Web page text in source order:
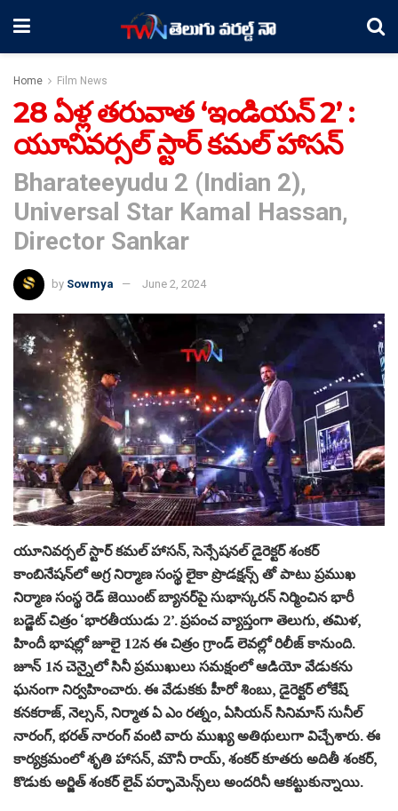
Home Film News
28 ఏళ్ల తరువాత ‘ఇండియన్ 2’ :
యూనివర్సల్ స్టార్ కమల్ హాసన్
Bharateeyudu 2 (Indian 2),
Universal Star Kamal Hassan,
Director Sankar
by Sowmya June 2, 2024
యూనివ‌ర్స‌ల్ స్టార్ క‌మ‌ల్ హాస‌న్‌, సెన్సేష‌న‌ల్ డైరెక్ట‌ర్ శంక‌ర్
కాంబినేష‌న్‌లో అగ్ర నిర్మాణ సంస్థ లైకా ప్రొడ‌క్ష‌న్స్ తో పాటు ప్రముఖ
నిర్మాణ సంస్థ రెడ్ జెయింట్ బ్యానర్‌పై సుభాస్క‌ర‌న్ నిర్మించిన భారీ
బ‌డ్జెట్ చిత్రం ‘భార‌తీయుడు 2’. ప్రపంచ వ్యాప్తంగా తెలుగు, తమిళ,
హిందీ భాషల్లో జూలై 12న ఈ చిత్రం గ్రాండ్ లెవ‌ల్లో రిలీజ్ కానుంది.
జూన్ 1న చెన్నైలో సినీ ప్రముఖులు సమక్షంలో ఆడియో వేడుక‌ను
ఘ‌నంగా నిర్వ‌హించారు. ఈ వేడుకకు హీరో శింబు, డైరెక్టర్ లోకేష్
కనకరాజ్, నెల్సన్, నిర్మాత ఏ ఎం రత్నం, ఏసియన్ సినిమాస్ సునీల్
నారంగ్, భరత్ నారంగ్ వంటి వారు ముఖ్య అతిథులుగా విచ్చేశారు. ఈ
కార్యక్రమంలో శృతి హాసన్, మౌనీ రాయ్, శంకర్ కూతరు అదితీ శంకర్,
కొడుకు అర్జిత్ శంకర్ లైవ్ పర్ఫామెన్స్‌లు అందరినీ ఆకట్టుకున్నాయి.